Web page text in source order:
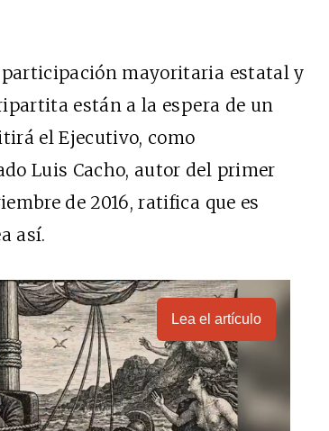
participación mayoritaria estatal y
están a la espera de un
el Ejecutivo, como
Luis Cacho, autor del primer
de 2016, ratifica que es
así.
Lea el artículo